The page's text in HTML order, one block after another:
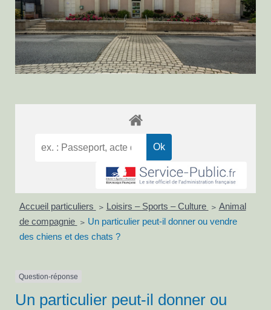
Accueil particuliers > Loisirs – Sports – Culture > Animal
de compagnie
> Un particulier peut-il donner ou vendre
des chiens et des chats ?
Question-réponse
Un particulier peut-il donner ou